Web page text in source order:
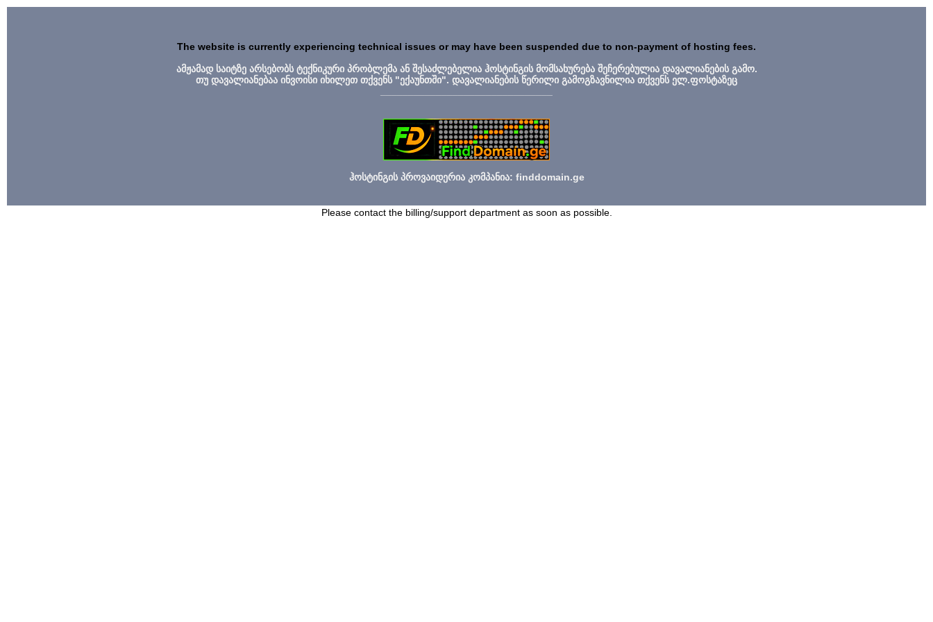
The website is currently experiencing technical issues or may have been suspended due to non-payment of hosting fees.
ამჟამად საიტზე არსებობს ტექნიკური პრობლემა ან შესაძლებელია ჰოსტინგის მომსახურება შეჩერებულია დავალიანების გამო.
თუ დავალიანებაა ინვოისი იხილეთ თქვენს "ექაუნთში". დავალიანების წერილი გამოგზავნილია თქვენს ელ.ფოსტაზეც
ჰოსტინგის პროვაიდერია კომპანია: finddomain.ge
Please contact the billing/support department as soon as possible.